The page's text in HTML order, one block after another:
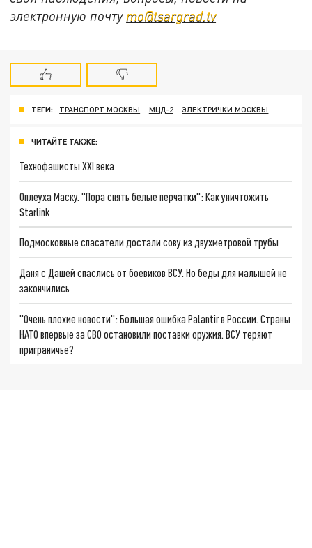
электронную почту mo@tsargrad.tv
ТЕГИ: ТРАНСПОРТ МОСКВЫ МЦД-2 ЭЛЕКТРИЧКИ МОСКВЫ
ЧИТАЙТЕ ТАКЖЕ:
Технофашисты XXI века
Оплеуха Маску. "Пора снять белые перчатки": Как уничтожить
Starlink
Подмосковные спасатели достали сову из двухметровой трубы
Даня с Дашей спаслись от боевиков ВСУ. Но беды для малышей не
закончились
"Очень плохие новости": Большая ошибка Palantir в России. Страны
НАТО впервые за СВО остановили поставки оружия. ВСУ теряют
приграничье?